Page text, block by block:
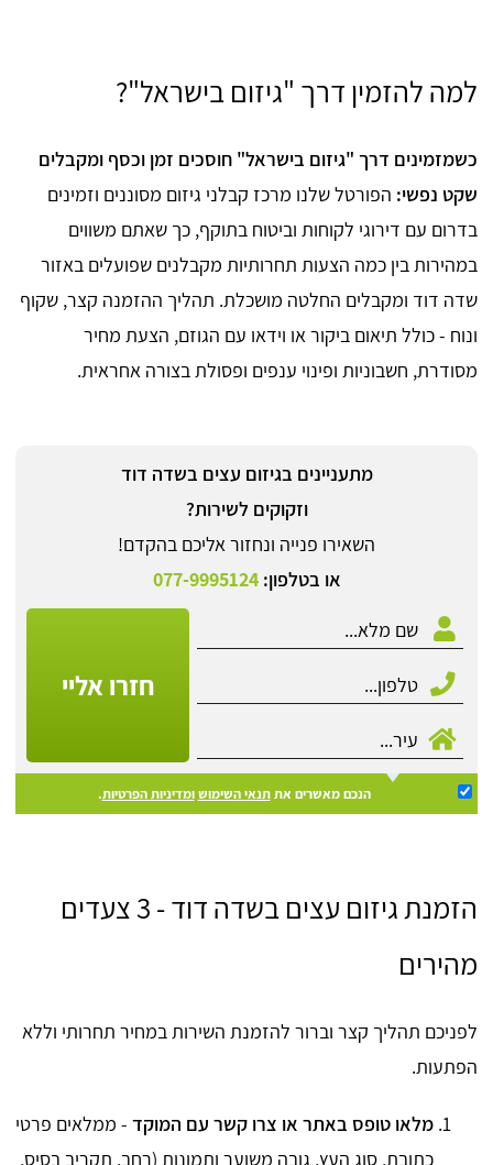
למה להזמין דרך "גיזום בישראל"?
כשמזמינים דרך "גיזום בישראל" חוסכים זמן וכסף ומקבלים
שקט נפשי: הפורטל שלנו מרכז קבלני גיזום מסוננים וזמינים
בדרום עם דירוגי לקוחות וביטוח בתוקף, כך שאתם משווים
במהירות בין כמה הצעות תחרותיות מקבלנים שפועלים באזור
שדה דוד ומקבלים החלטה מושכלת. תהליך ההזמנה קצר, שקוף
ונוח - כולל תיאום ביקור או וידאו עם הגוזם, הצעת מחיר
מסודרת, חשבוניות ופינוי ענפים ופסולת בצורה אחראית.
מתעניינים בגיזום עצים בשדה דוד
וזקוקים לשירות?
השאירו פנייה ונחזור אליכם בהקדם!
או בטלפון:077-9995124
חזרו אליי
הנכם מאשרים אתתנאי השימוש ומדיניות הפרטיות.
הזמנת גיזום עצים בשדה דוד - 3 צעדים
מהירים
לפניכם תהליך קצר וברור להזמנת השירות במחיר תחרותי וללא
הפתעות.
מלאו טופס באתר או צרו קשר עם המוקד - ממלאים פרטי
כתובת, סוג העץ, גובה משוער ותמונות (רחב, תקריב בסיס,